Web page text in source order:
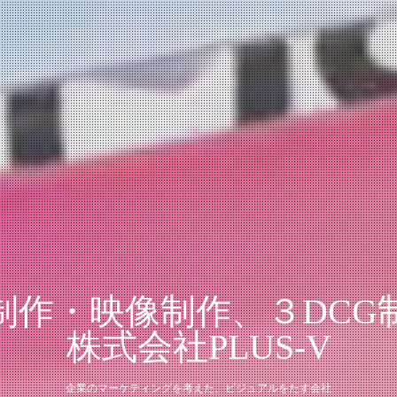
作・映像制作、３DCG
株式会社PLUS-V
企業のマーケティングを考えた、ビジュアルをたす会社